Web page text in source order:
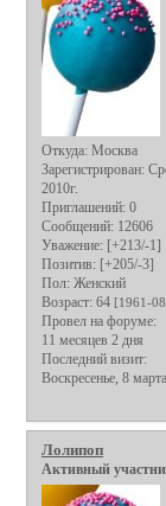
Откуда: Москва
Зарегистрирован:
2010г.
Приглашений: 0
Сообщений: 12606
Уважение: [+213/-1]
Позитив: [+205/-3]
Пол: Женский
Возраст: 64 [1961-
Провел на форуме:
11 месяцев 2 дня
Последний визит:
Воскресенье, 8
Лолипоп
Активный